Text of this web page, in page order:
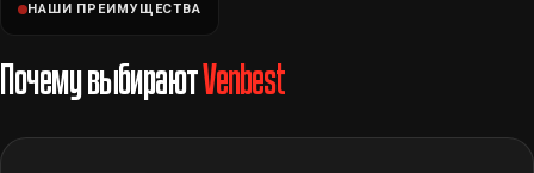
НАШИ ПРЕИМУЩЕСТВА
Почему выбираютVenbest